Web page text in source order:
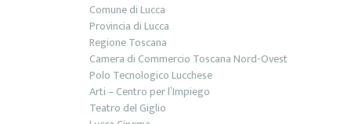
Comune di Lucca
Provincia di Lucca
Regione Toscana
Camera di Commercio Toscana Nord-Ovest
Polo Tecnologico Lucchese
Arti – Centro per l’Impiego
Teatro del Giglio